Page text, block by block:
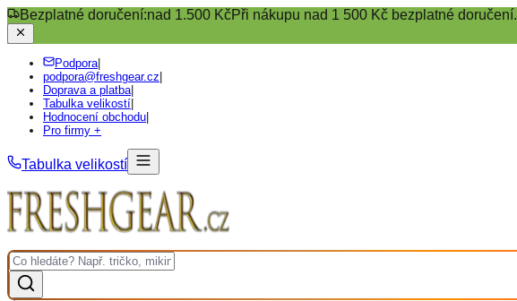
Bezplatné doručení:nad 1.500 KčPři nákupu nad 1 500 Kč bezplatné doručení.
Podpora|
podpora@freshgear.cz
Doprava a platba|
Tabulka velikostí
Hodnocení obchodu
Pro firmy +
Tabulka velikostí